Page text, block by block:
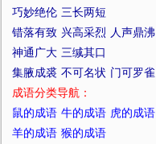
巧妙绝伦 三长两短
错落有致 兴高采烈 人声鼎沸
神通广大 三缄其口
集腋成裘 不可名状 门可罗雀
成语分类导航：
鼠的成语 牛的成语 虎的成语
羊的成语 猴的成语